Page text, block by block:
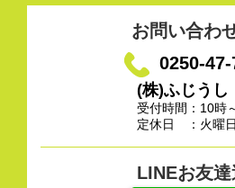
お問い合わ
0250-
(株)ふじうし
受付時間：10時
定休日 ：火曜日
LINEお友達